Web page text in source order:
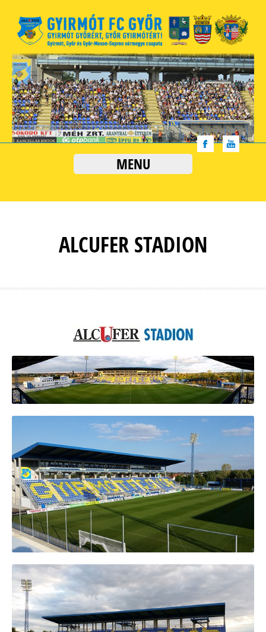
MENU
ALCUFER STADION